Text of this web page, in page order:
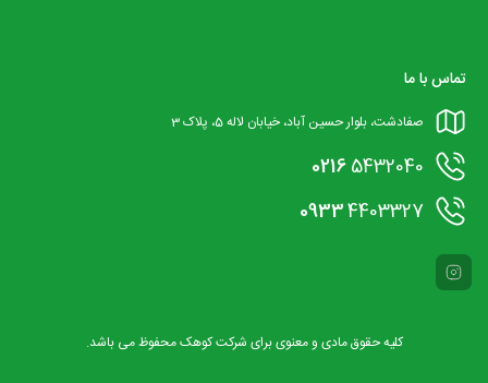
تماس با ما
صفادشت، بلوار حسین آباد، خیابان لاله 5، پلاک 3
02165432040
09334403327
کلیه حقوق مادی و معنوی برای شرکت کوهک محفوظ می باشد.